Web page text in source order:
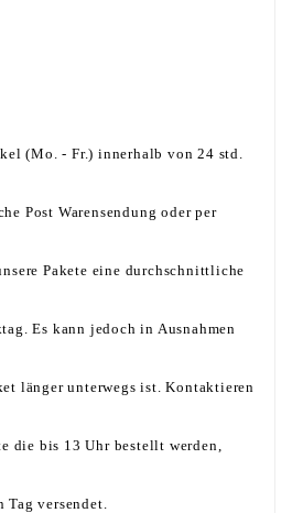
(Mo. - Fr.) innerhalb von 24 std.
Post Warensendung oder per
Pakete eine durchschnittliche
Es kann jedoch in Ausnahmen
länger unterwegs ist. Kontaktieren
die bis 13 Uhr bestellt werden,
versendet.